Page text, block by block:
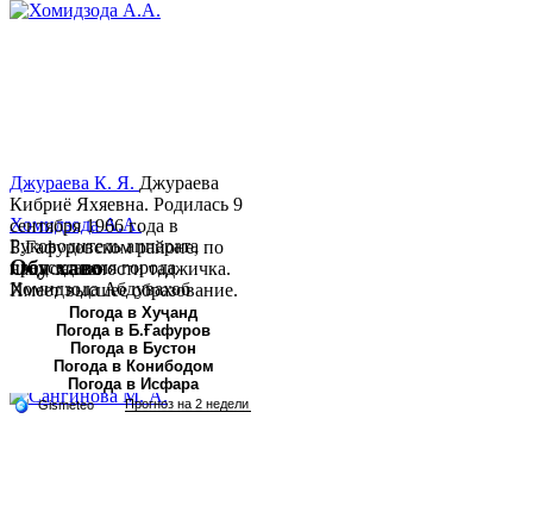
Хомидзода А.А.
Руководитель аппарата
председателя города
Хомидзода Абдувахоб
Абдумаджид родился 8
июня 1978 года в городе
Худжанде. По
национальности...
Джураева К. Я. Джураева
Кибриё Яхяевна. Родилась 9
сентября 1966 года в
Б.Гафуровском районе, по
национальности таджичка.
Имеет высшее образование.
В 1997 ...
Обу хаво
Погода в Хуҷанд
Погода в Б.Ғафуров
Погода в Бустон
Погода в Конибодом
Погода в Исфара